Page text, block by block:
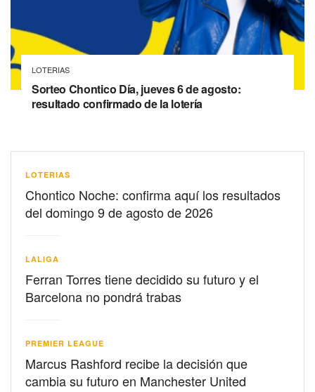
LOTERIAS
Sorteo Chontico Día, jueves 6 de agosto:
resultado confirmado de la lotería
LOTERIAS
Chontico Noche: confirma aquí los resultados
del domingo 9 de agosto de 2026
LALIGA
Ferran Torres tiene decidido su futuro y el
Barcelona no pondrá trabas
PREMIER LEAGUE
Marcus Rashford recibe la decisión que
cambia su futuro en Manchester United